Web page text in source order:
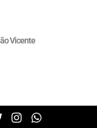
Vicente